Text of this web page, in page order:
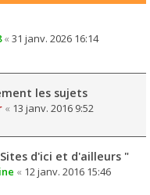
« 31 janv. 2026 16:14
les sujets
« 13 janv. 2016 9:52
d'ici et d'ailleurs "
« 12 janv. 2016 15:46